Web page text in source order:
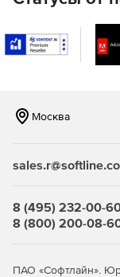
Москва
8 (495) 232-00-
8 (800) 200-08-
ПАО «Софтлайн».